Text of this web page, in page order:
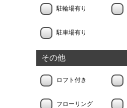
駐輪場有り
駐車場有り
その他
ロフト付き
フローリング